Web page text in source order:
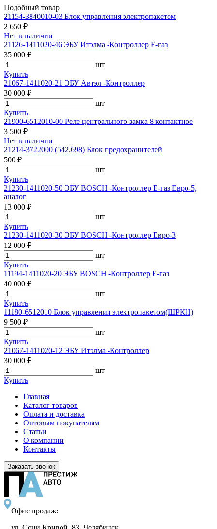
Подобный товар
21154-3840010-03 Блок управления электропакетом
2 650 ₽
Нет в наличии
21126-1411020-46 ЭБУ Итэлма -Контроллер Е-газ
35 000 ₽
шт
Купить
21067-1411020-21 ЭБУ Автэл -Контроллер
30 000 ₽
шт
Купить
21900-6512010-00 Реле центрального замка 8 контактное
3 500 ₽
Нет в наличии
21214-3722000 (542.698) Блок предохранителей
500 ₽
шт
Купить
21230-1411020-50 ЭБУ BOSCH -Контроллер Е-газ Евро-5,
аналог
13 000 ₽
шт
Купить
21230-1411020-30 ЭБУ BOSCH -Контроллер Евро-3
12 000 ₽
шт
Купить
11194-1411020-20 ЭБУ BOSCH -Контроллер Е-газ
40 000 ₽
шт
Купить
11180-6512010 Блок управления электропакетом(ШРКН)
9 500 ₽
шт
Купить
21067-1411020-12 ЭБУ Итэлма -Контроллер
30 000 ₽
шт
Купить
Главная
Каталог товаров
Оплата и доставка
Оптовым покупателям
Статьи
О компании
Контакты
Заказать звонок
Офис продаж:
ул. Сони Кривой, 83, Челябинск